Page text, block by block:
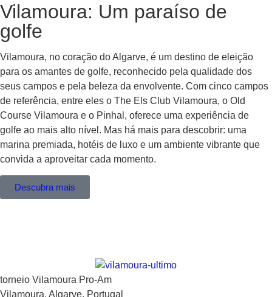
Vilamoura: Um paraíso de
golfe
Vilamoura, no coração do Algarve, é um destino de eleição
para os amantes de golfe, reconhecido pela qualidade dos
seus campos e pela beleza da envolvente. Com cinco campos
de referência, entre eles o The Els Club Vilamoura, o Old
Course Vilamoura e o Pinhal, oferece uma experiência de
golfe ao mais alto nível. Mas há mais para descobrir: uma
marina premiada, hotéis de luxo e um ambiente vibrante que
convida a aproveitar cada momento.
Descubra mais
torneio Vilamoura Pro-Am
Vilamoura, Algarve, Portugal